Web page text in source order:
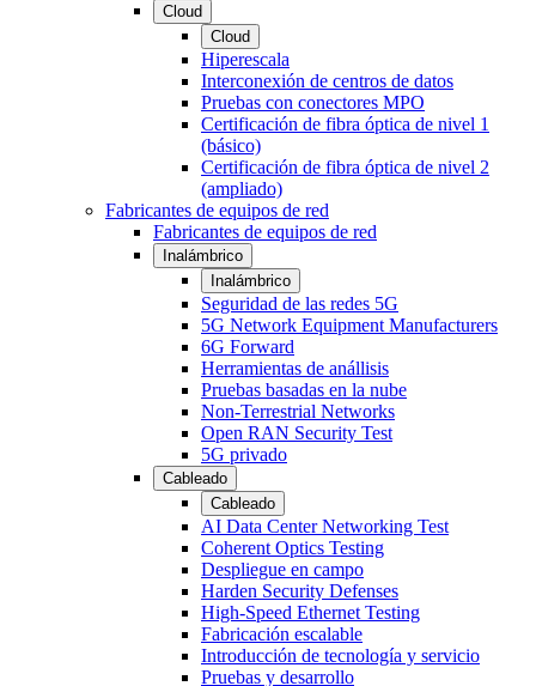
Cloud
Cloud
Hiperescala
Interconexión de centros de datos
Pruebas con conectores MPO
Certificación de fibra óptica de nivel 1
(básico)
Certificación de fibra óptica de nivel 2
(ampliado)
Fabricantes de equipos de red
Fabricantes de equipos de red
Inalámbrico
Inalámbrico
Seguridad de las redes 5G
5G Network Equipment Manufacturers
6G Forward
Herramientas de anállisis
Pruebas basadas en la nube
Non-Terrestrial Networks
Open RAN Security Test
5G privado
Cableado
Cableado
AI Data Center Networking Test
Coherent Optics Testing
Despliegue en campo
Harden Security Defenses
High-Speed Ethernet Testing
Fabricación escalable
Introducción de tecnología y servicio
Pruebas y desarrollo